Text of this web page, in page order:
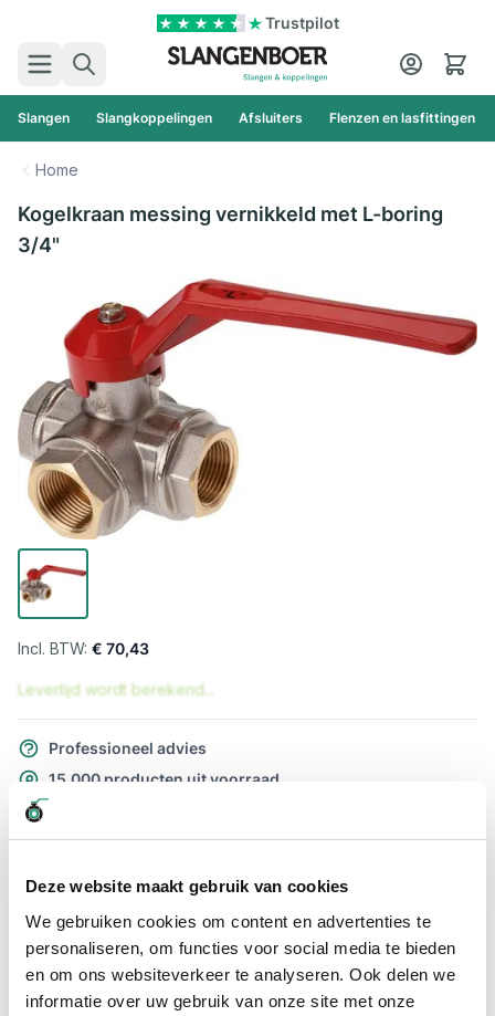
Deze website maakt gebruik van cookies
We gebruiken cookies om content en advertenties te
personaliseren, om functies voor social media te bieden
en om ons websiteverkeer te analyseren. Ook delen we
informatie over uw gebruik van onze site met onze
Trustpilot
Zoek
Cart
Slangen Slangkoppelingen Afsluiters Flenzen en lasfittingen
Home
Kogelkraan messing vernikkeld met L-boring
3/4"
€ 70,43
Levertijd wordt berekend...
Professioneel advies
15.000 producten uit voorraad
Snelle levering
Meer informatie
Meer informatie